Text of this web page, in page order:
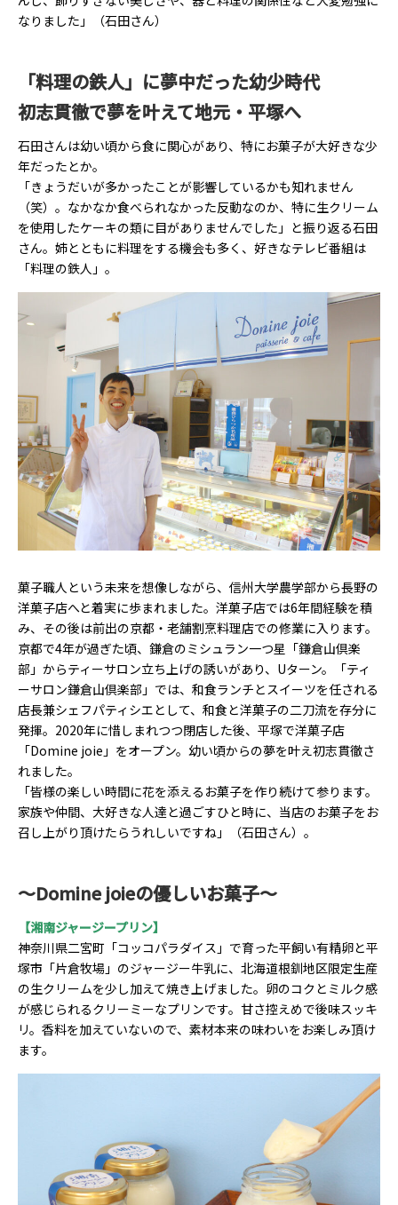
なりました」（石田さん）
「料理の鉄人」に夢中だった幼少時代
初志貫徹で夢を叶えて地元・平塚へ
石田さんは幼い頃から食に関心があり、特にお菓子が大好きな少
年だったとか。
「きょうだいが多かったことが影響しているかも知れません
（笑）。なかなか食べられなかった反動なのか、特に生クリーム
を使用したケーキの類に目がありませんでした」と振り返る石田
さん。姉とともに料理をする機会も多く、好きなテレビ番組は
「料理の鉄人」。
菓子職人という未来を想像しながら、信州大学農学部から長野の
洋菓子店へと着実に歩まれました。洋菓子店では6年間経験を積
み、その後は前出の京都・老舗割烹料理店での修業に入ります。
京都で4年が過ぎた頃、鎌倉のミシュラン一つ星「鎌倉山倶楽
部」からティーサロン立ち上げの誘いがあり、Uターン。「ティ
ーサロン鎌倉山倶楽部」では、和食ランチとスイーツを任される
店長兼シェフパティシエとして、和食と洋菓子の二刀流を存分に
発揮。2020年に惜しまれつつ閉店した後、平塚で洋菓子店
「Domine joie」をオープン。幼い頃からの夢を叶え初志貫徹さ
れました。
「皆様の楽しい時間に花を添えるお菓子を作り続けて参ります。
家族や仲間、大好きな人達と過ごすひと時に、当店のお菓子をお
召し上がり頂けたらうれしいですね」（石田さん）。
～Domine joieの優しいお菓子～
【湘南ジャージープリン】
神奈川県二宮町「コッコパラダイス」で育った平飼い有精卵と平
塚市「片倉牧場」のジャージー牛乳に、北海道根釧地区限定生産
の生クリームを少し加えて焼き上げました。卵のコクとミルク感
が感じられるクリーミーなプリンです。甘さ控えめで後味スッキ
リ。香料を加えていないので、素材本来の味わいをお楽しみ頂け
ます。